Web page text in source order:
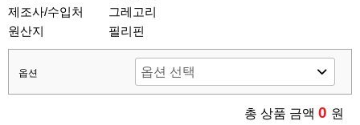
제조사/수입처
그레고리
원산지
필리핀
옵션
총 상품 금액 0 원